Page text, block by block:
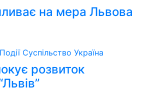
на мера Львова
Події Суспільство Україна
розвиток